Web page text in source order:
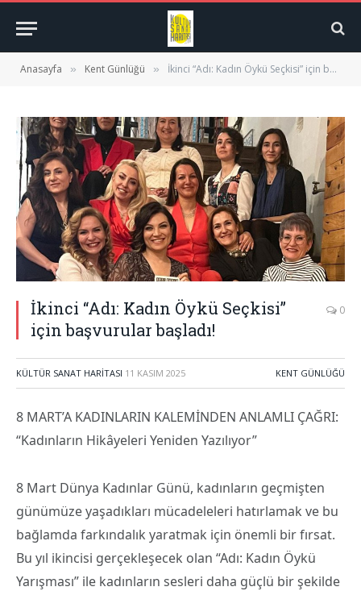
Anasayfa » Kent Günlüğü » İkinci “Adı: Kadın Öykü Seçkisi” için başvurular başladı!
İkinci “Adı: Kadın Öykü Seçkisi”
için başvurular başladı!
0
KÜLTÜR SANAT HARITASI 11 KASIM 2025 KENT GÜNLÜĞÜ
8 MART’A KADINLARIN KALEMİNDEN ANLAMLI ÇAĞRI:
“Kadınların Hikâyeleri Yeniden Yazılıyor”
8 Mart Dünya Kadınlar Günü, kadınların geçmişten
günümüze yaşadıkları mücadeleleri hatırlamak ve bu
bağlamda farkındalık yaratmak için önemli bir fırsat.
Bu yıl ikincisi gerçekleşecek olan “Adı: Kadın Öykü
Yarışması” ile kadınların sesleri daha güçlü bir şekilde